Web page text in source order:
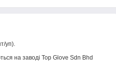
уп).
на заводі Top Glove Sdn Bhd